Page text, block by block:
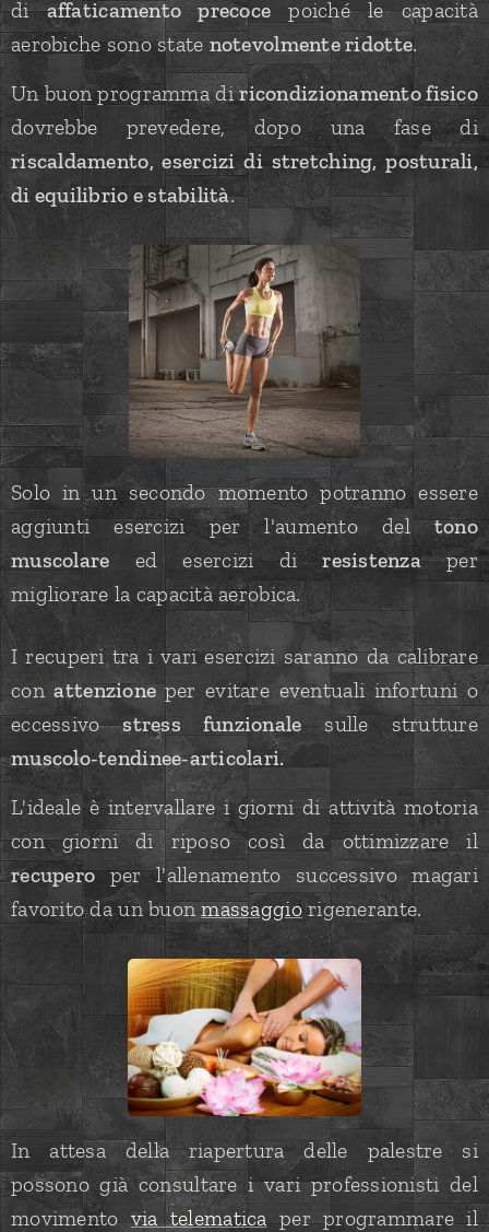
diaffaticamento precoce poiché le capacità
aerobiche sono state notevolmente ridotte.
Un buon programma diricondizionamento fisico
dovrebbe prevedere, dopo una fase di
riscaldamento, esercizi di stretching, posturali,
di equilibrio e stabilità.
Solo in un secondo momento potranno essere
aggiunti esercizi per l'aumento deltono
muscolare ed esercizi diresistenzaper
migliorare la capacità aerobica.
I recuperi tra i vari esercizi saranno da calibrare
conattenzioneper evitare eventuali infortuni o
eccessivostress funzionale sulle strutture
muscolo-tendinee-articolari.
L'ideale è intervallare i giorni di attività motoria
con giorni di riposo così da ottimizzare il
recupero per l'allenamento successivo magari
favorito da un buonmassaggiorigenerante.
In attesa della riapertura delle palestre si
possono già consultare i vari professionisti del
movimentovia telematicaper programmare il